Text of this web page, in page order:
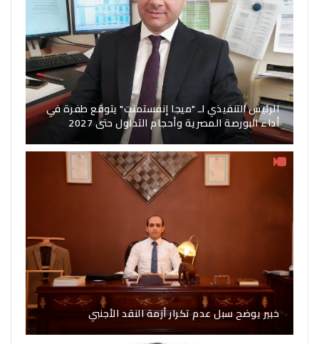
الرئيس التنفيذي لـ "ميجا إنفستمنت" يتوقع طفرة في
أداء البورصة المصرية وأحجام التداول حتى 2027
خبير يوضح سبل عدم تكرار أزمة النقد الأجنبي